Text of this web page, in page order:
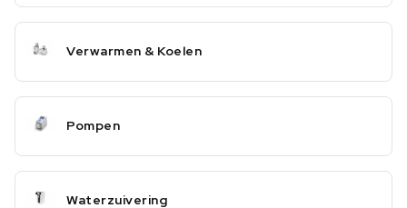
Verwarmen & Koelen
Pompen
Waterzuivering